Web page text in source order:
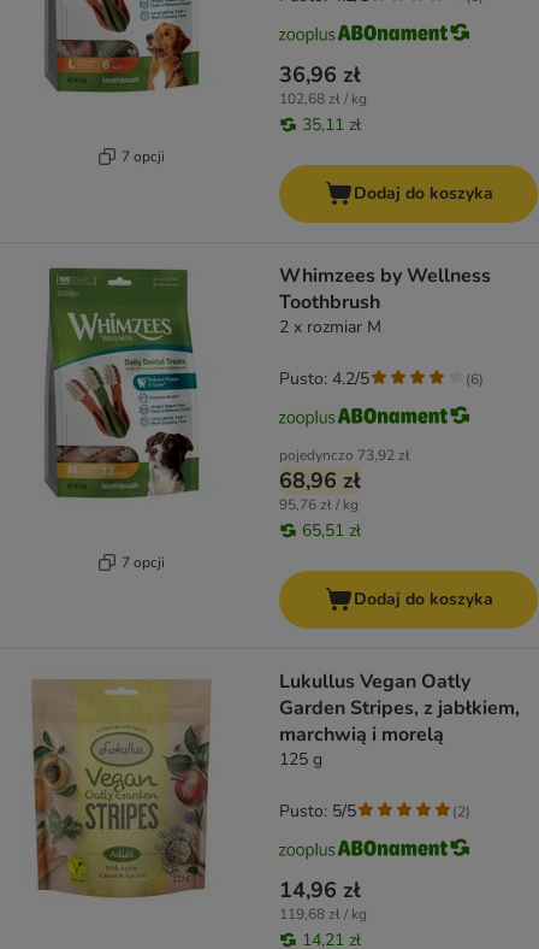
7 opcji
36,96 zł
102,68 zł / kg
35,11 zł
Dodaj do koszyka
7 opcji
Whimzees by Wellness
Toothbrush
2 x rozmiar M
pojedynczo 73,92 zł
68,96 zł
95,76 zł / kg
65,51 zł
Pusto: 4.2/5 (6)
Dodaj do koszyka
Lukullus Vegan Oatly
Garden Stripes, z jabłkiem,
marchwią i morelą
125 g
14,96 zł
119,68 zł / kg
14,21 zł
Pusto: 5/5 (2)